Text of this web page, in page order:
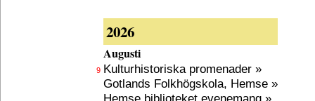
2026
Augusti
9 Kulturhistoriska promenader »
Gotlands Folkhögskola, Hemse »
Hemse biblioteket evenemang »